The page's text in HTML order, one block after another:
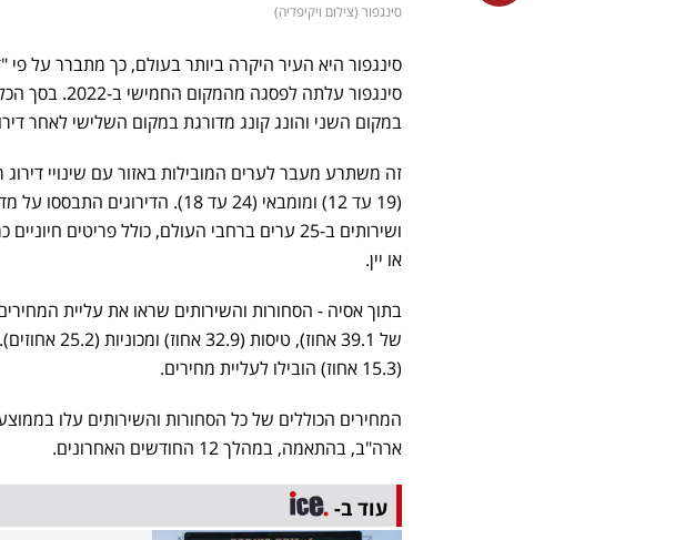
סינגפור (צילום ויקיפדיה)
סינגפור עלתה
במקום השני והונג קונג מדורגת במקום השלישי לאחר
ושירותים ב-25 ערים ברחבי העולם, כולל פריטים
או יין.
בתוך אסיה - הסחורות והשירותים שראו את עליית
(15.3 אחוז) הובילו לעליית מחירים.
ארה"ב, בהתאמה, במהלך 12 החודשים האחרונים.
עוד ב-